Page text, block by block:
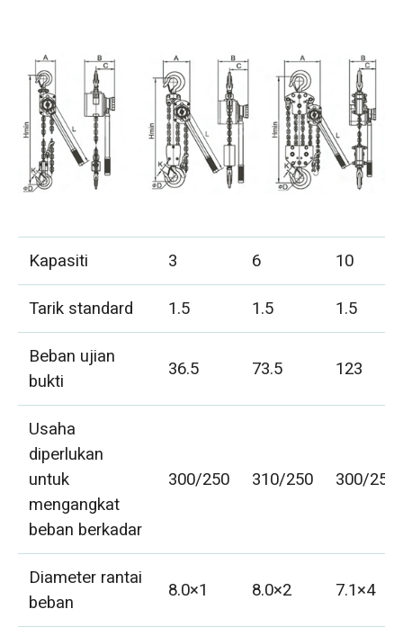
Kapasiti 3 6
10
Tarik standard
1.5 1.5
1.5
Beban ujian
bukti
36.5 73.5 123
Usaha
diperlukan
untuk
mengangkat
beban berkadar
300/250 310/250 300/250
Diameter rantai
beban
8.0×1 8.0×2 7.1×4